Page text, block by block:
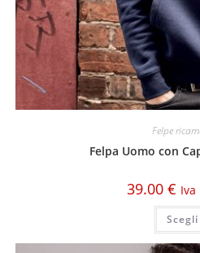
Felpe
Felpa Uomo con
39.00 € Iva
Scegli